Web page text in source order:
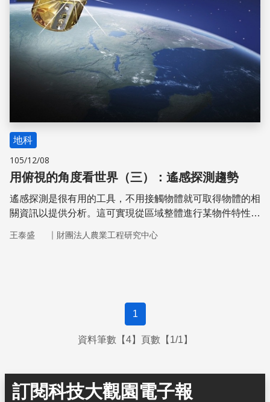
地科
105/12/08
用俯視的角度看世界（三）：遙感探測趨勢
遙感探測是很有用的工具，不用接觸物體就可取得物體的相
關資訊以提供分析。這可實現從區域整體進行某物件特性的
料。綜觀各大國為了搶食太空這塊餅，已執行許多太空計畫
王泰盛 ｜ 財團法人農業工程研究中心
1
資料筆數【4】頁數【1/1】
訂閱科技大觀園電子報